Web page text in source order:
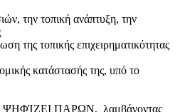
την τοπική ανάπτυξη, την
της τοπικής επιχειρηματικότητας
κατάστασής της, υπό το
ΠΑΡΩΝ, λαμβάνοντας